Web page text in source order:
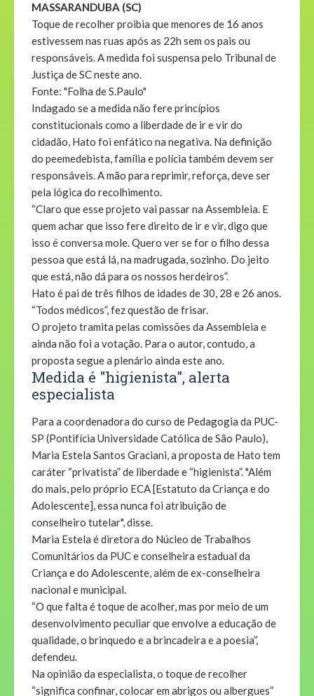
MASSARANDUBA (SC)
Toque de recolher proibia que menores de 16 anos
estivessem nas ruas após as 22h sem os pais ou
responsáveis. A medida foi suspensa pelo Tribunal de
Justiça de SC neste ano.
Fonte: "Folha de S.Paulo"
Indagado se a medida não fere princípios
constitucionais como a liberdade de ir e vir do
cidadão, Hato foi enfático na negativa. Na definição
do peemedebista, família e polícia também devem ser
responsáveis. A mão para reprimir, reforça, deve ser
pela lógica do recolhimento.
“Claro que esse projeto vai passar na Assembleia. E
quem achar que isso fere direito de ir e vir, digo que
isso é conversa mole. Quero ver se for o filho dessa
pessoa que está lá, na madrugada, sozinho. Do jeito
que está, não dá para os nossos herdeiros”.
Hato é pai de três filhos de idades de 30, 28 e 26 anos.
“Todos médicos”, fez questão de frisar.
O projeto tramita pelas comissões da Assembleia e
ainda não foi a votação. Para o autor, contudo, a
proposta segue a plenário ainda este ano.
Medida é "higienista", alerta
especialista
Para a coordenadora do curso de Pedagogia da PUC-
SP (Pontifícia Universidade Católica de São Paulo),
Maria Estela Santos Graciani, a proposta de Hato tem
caráter “privatista” de liberdade e “higienista”. "Além
do mais, pelo próprio ECA [Estatuto da Criança e do
Adolescente], essa nunca foi atribuição de
conselheiro tutelar", disse.
Maria Estela é diretora do Núcleo de Trabalhos
Comunitários da PUC e conselheira estadual da
Criança e do Adolescente, além de ex-conselheira
nacional e municipal.
“O que falta é toque de acolher, mas por meio de um
desenvolvimento peculiar que envolve a educação de
qualidade, o brinquedo e a brincadeira e a poesia”,
defendeu.
Na opinião da especialista, o toque de recolher
“significa confinar, colocar em abrigos ou albergues”